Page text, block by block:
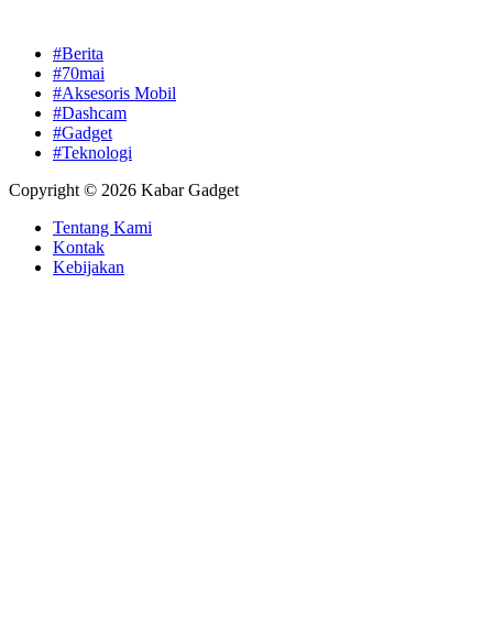
#Berita
#70mai
#Aksesoris Mobil
#Dashcam
#Gadget
#Teknologi
Copyright © 2026 Kabar Gadget
Tentang Kami
Kontak
Kebijakan